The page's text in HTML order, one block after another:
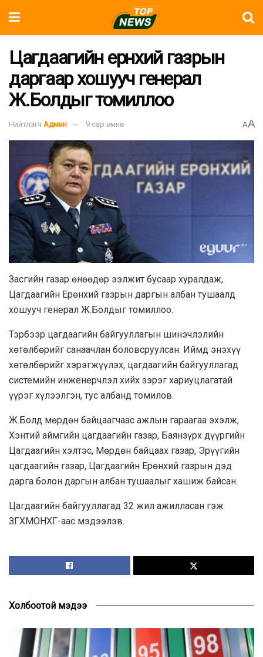
Цагдаагийн ерөнхий газрын
даргаар хошууч генерал
Ж.Болдыг томиллоо
Нийтлэгч Админ 9 сар өмнө AA
Засгийн газар өнөөдөр ээлжит бусаар хуралдаж,
Цагдаагийн Ерөнхий газрын даргын албан тушаалд
хошууч генерал Ж.Болдыг томиллоо.
Тэрбээр цагдаагийн байгууллагын шинэчлэлийн
хөтөлбөрийг санаачлан боловсруулсан. Иймд энэхүү
хөтөлбөрийг хэрэгжүүлэх, цагдаагийн байгууллагад
системийн инженерчлэл хийх зэрэг хариуцлагатай
үүрэг хүлээлгэн, тус албанд томилов.
Ж.Болд мөрдөн байцаагчаас ажлын гараагаа эхэлж,
Хэнтий аймгийн цагдаагийн газар, Баянзүрх дүүргийн
Цагдаагийн хэлтэс, Мөрдөн байцаах газар, Эрүүгийн
цагдаагийн газар, Цагдаагийн Ерөнхий газрын дэд
дарга болон даргын албан тушаалыг хашиж байсан.
Цагдаагийн байгууллагад 32 жил ажилласан гэж
ЗГХМОНХГ-аас мэдээлэв.
Холбоотой мэдээ